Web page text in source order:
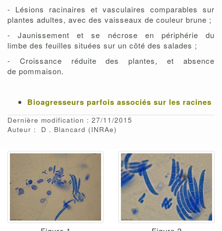
- Lésions racinaires et vasculaires comparables sur
plantes adultes, avec des vaisseaux de couleur brune ;
- Jaunissement et se nécrose en périphérie du
limbe des feuilles situées sur un côté des salades ;
- Croissance réduite des plantes, et absence
de pommaison.
Bioagresseurs parfois associés sur les racines
Dernière modification : 27/11/2015
Auteur :
D Blancard (INRAe)